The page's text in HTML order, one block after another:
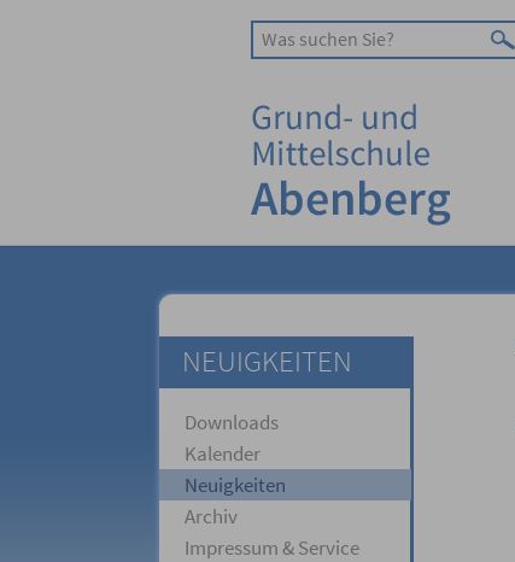
NEUIGKEITEN
Downloads
Kalender
Neuigkeiten
Archiv
Impressum & Service